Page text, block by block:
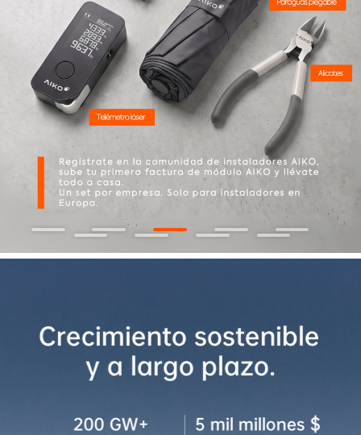
Crecimiento sostenible
y a largo plazo.
200 GW+ 5 mil millones $